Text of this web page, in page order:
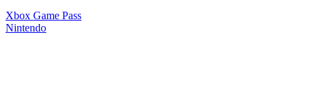
Xbox Game Pass
Nintendo